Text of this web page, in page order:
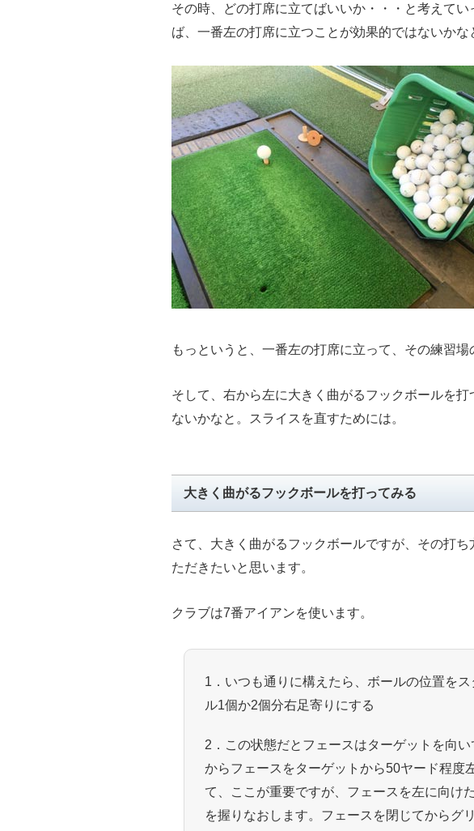
その時、どの打席に立てばいいか・・・と考えて
ば、一番左の打席に立つことが効果的ではないかな
もっというと、一番左の打席に立って、その練習場
そして、右から左に大きく曲がるフックボールを
ないかなと。スライスを直すためには。
大きく曲がるフックボールを打ってみる
さて、大きく曲がるフックボールですが、その打
ただきたいと思います。
クラブは7番アイアンを使います。
1．いつも通りに構えたら、ボールの位置を
ル1個か2個分右足寄りにする
2．この状態だとフェースはターゲットを向
からフェースをターゲットから50ヤード程度
て、ここが重要ですが、フェースを左に向け
を握りなおします。フェースを閉じてからグ